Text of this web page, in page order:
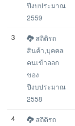
ปีงบประมาณ
2559
3
สถิติรถ
สินค้า,บุคคล
คนเข้าออก
ของ
ปีงบประมาณ
2558
4
สถิติรถ